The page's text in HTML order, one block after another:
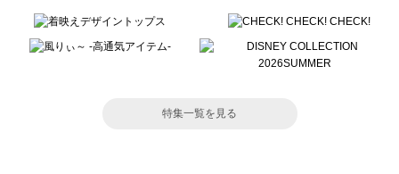
特集一覧を見る